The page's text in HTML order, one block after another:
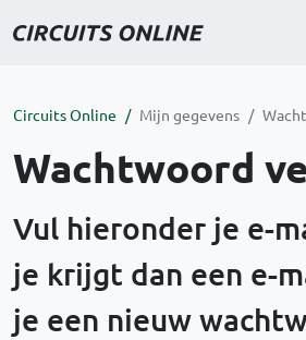
Circuits Online Mijn gegevens
Wachtwoord
Vul hieronder je e-
je krijgt dan een e-
je een nieuw